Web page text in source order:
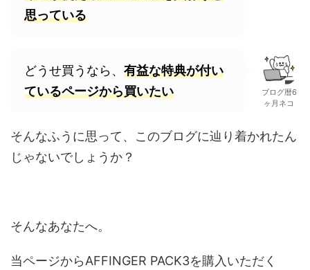
思っている
どうせ買うなら、 有益な特典が付い
ているページから買いたい
ブログ暦6
ヶ月ネコ
そんなふうに思って、このブログに辿り着かれたん
じゃないでしょうか？
そんなあなたへ。
当ページからAFFINGER PACK3を購入いただく